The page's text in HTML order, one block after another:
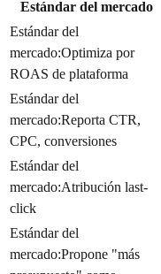
Estándar del mercado
Estándar del
mercado:Optimiza por
ROAS de plataforma
Estándar del
mercado:Reporta CTR,
CPC, conversiones
Estándar del
mercado:Atribución last-
click
Estándar del
mercado:Propone "más